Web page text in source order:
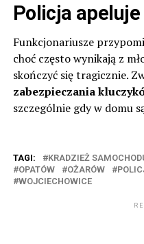
Policja
Funkcjonariusze
choć często wynikają z
skończyć się tragicznie.
zabezpieczania
szczególnie gdy w domu
TAGI: KRADZIEŻ
OPATÓW
OŻARÓW
WOJCIECHOWICE